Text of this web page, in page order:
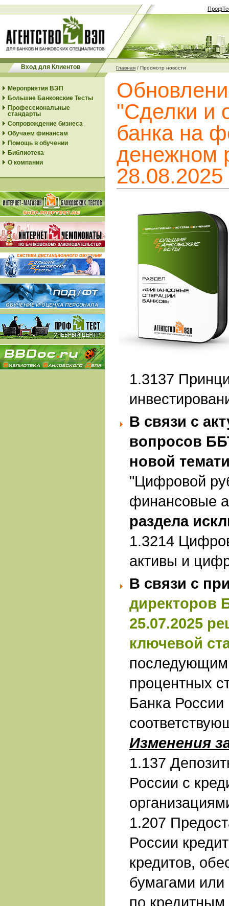
Вход для Клиентов Главная / Просмотр новости
Мероприятия ВЭП
Большие Банковские Тесты
Профессиональные
стандарты
Сопровождение бизнеса
Обучаем финансам
Помощь в обучении
Библиотека
О компании
"Сделки и
банка на
денежном
28.08.2025
1.3137
В связи с
вопросов
новой
"Цифровой
финансовые
раздела
1.3214
активы и
В связи с
директоров
25.07.2025
ключевой
процентных
Банка
Изменения
1.137
России с
1.207
России
кредитов,
бумагами
по кредитным